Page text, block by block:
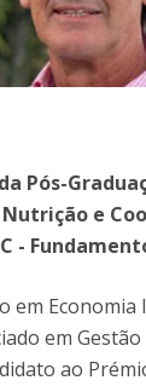
Pós-
e
-
em Economia
em
ao